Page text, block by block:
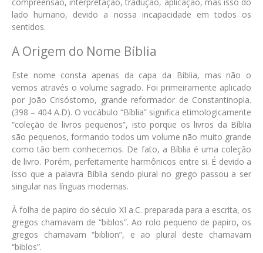
lado humano, devido a nossa incapacidade em todos os
sentidos.
A Origem do Nome Bíblia
Este nome consta apenas da capa da Bíblia, mas não o
vemos através o volume sagrado. Foi primeiramente aplicado
por João Crisóstomo, grande reformador de Constantinopla.
(398 – 404 A.D). O vocábulo “Bíblia” significa etimologicamente
“coleção de livros pequenos”, isto porque os livros da Bíblia
são pequenos, formando todos um volume não muito grande
como tão bem conhecemos. De fato, a Bíblia é uma coleção
de livro. Porém, perfeitamente harmônicos entre si. É devido a
isso que a palavra Bíblia sendo plural no grego passou a ser
singular nas línguas modernas.
À folha de papiro do século XI a.C. preparada para a escrita, os
gregos chamavam de “biblos”. Ao rolo pequeno de papiro, os
gregos chamavam “biblion”, e ao plural deste chamavam
“biblos”.